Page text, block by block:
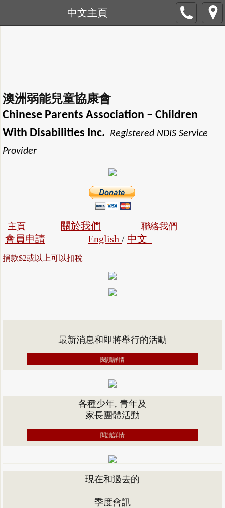
中文主頁
澳洲弱能兒童協康會
Chinese Parents Association – Children
With Disabilities Inc. Registered NDIS Service
Provider
主頁 關於我們 聯絡我們
會員申請 English / 中文
捐款$2或以上可以扣稅​
最新消息和即將舉行的活動​
閱讀詳情
各種少年, 青年及
​家長團體活動
閱讀詳情
現在和過去的
​季度會​訊